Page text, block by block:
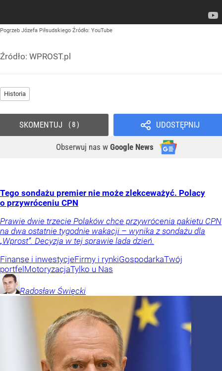
Pogrzeb Józefa Piłsudskiego Źródło: YouTube
Źródło: WPROST.pl
Historia
UDOSTĘPNIJ
Obserwuj nas w Google News
SKOMENTUJ 8
Tego sondażu premier nie może zlekceważyć. Polacy
o przywróceniu CPN
Prawie dwie trzecie Polaków chce przywrócenia pakietu CPN
na dwa ostatnie tygodnie wakacji – wynika z sondażu dla
„Wprost”. Decyzja w tej sprawie lada dzień.
Finanse i inwestycjeFirmy i rynkiGospodarkaTwój
portfel MotoryzacjaTylko u Nas
Radosław Święcki